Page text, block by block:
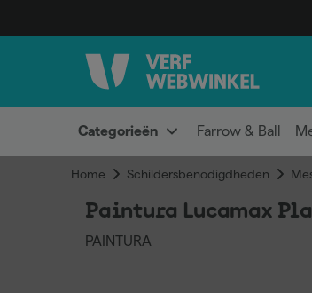
Categorieën Farrow & Ball
Home Schildersbenodigdheden
Paintura Lucamax
PAINTURA